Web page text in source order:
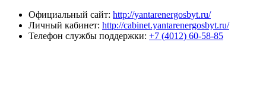
Официальный сайт: http://yantarenergosbyt.ru/
Личный кабинет: http://cabinet.yantarenergosbyt.ru/
Телефон службы поддержки: +7 (4012) 60-58-85